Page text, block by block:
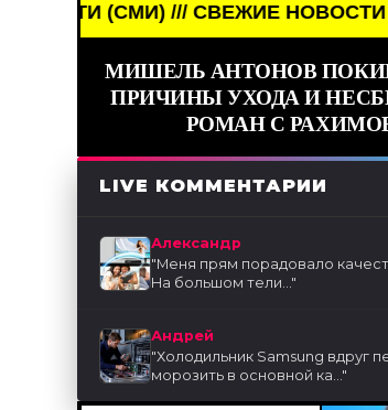
СВЕЖИЕ НОВОСТИ /// BREAKING
МИШЕЛЬ АНТОНОВ
ПРИЧИНЫ УХОДА И
РОМАН С
LIVE КОММЕНТАРИИ
Александр
"Меня прям порадовало
На большом тели..."
Андрей
"Холодильник Samsung вдруг
морозить в основной ка..."